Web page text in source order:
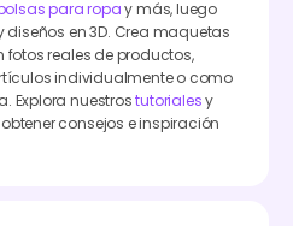
para ropay más, luego
diseños en 3D. Crea maquetas
reales de productos,
individualmente o como
Explora nuestrostutorialesy
consejos e inspiración